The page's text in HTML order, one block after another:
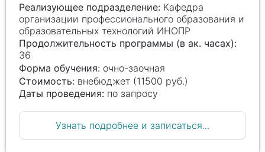
Реализующее подразделение: Кафедра
организации профессионального образования и
образовательных технологий ИНОПР
Продолжительность программы (в ак. часах):
36
Форма обучения: очно-заочная
Стоимость: внебюджет (11500 руб.)
Даты проведения: по запросу
Узнать подробнее и записаться...